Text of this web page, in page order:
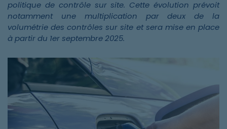
politique de contrôle sur site. Cette évolution prévoit
notamment une multiplication par deux de la
volumétrie des contrôles sur site et sera mise en place
à partir du 1er septembre 2025.